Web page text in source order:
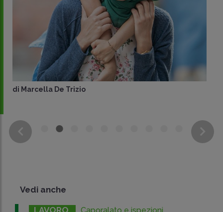
di Marcella De Trizio
Vedi anche